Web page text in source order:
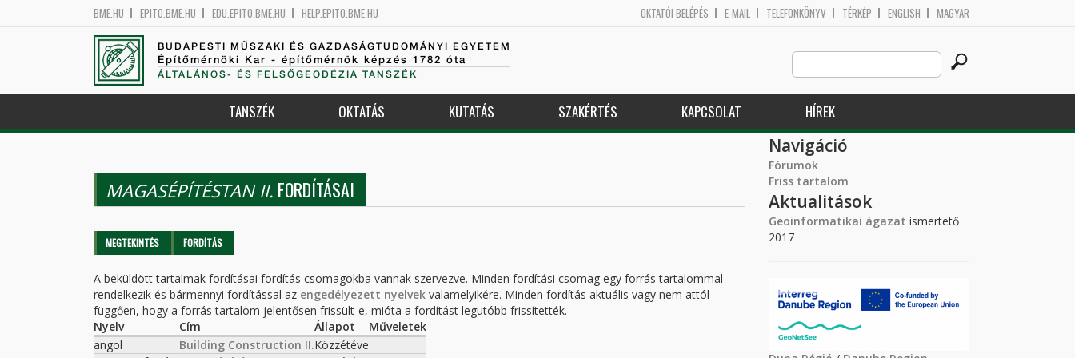
BME.HU EPITO.BME.HU EDU.EPITO.BME.HU HELP.EPITO.BME.HU OKTATÓI BELÉPÉS E-MAIL TELEFONKÖNYV TÉRKÉP ENGLISH MAGYAR
BUDAPESTI MŰSZAKI ÉS GAZDASÁGTUDOMÁNYI EGYETEM
Építőmérnöki Kar - építőmérnök képzés 1782 óta
ÁLTALÁNOS- ÉS FELSŐGEODÉZIA TANSZÉK
Search
this
site
TANSZÉK OKTATÁS KUTATÁS SZAKÉRTÉS KAPCSOLAT HÍREK
MAGASÉPÍTÉSTAN II. FORDÍTÁSAI
Elsődleges fülek
MEGTEKINTÉS FORDÍTÁS
A beküldött tartalmak fordításai fordítás csomagokba vannak szervezve. Minden fordítási csomag egy forrás tartalommal
rendelkezik és bármennyi fordítással az engedélyezett nyelvek valamelyikére. Minden fordítás aktuális vagy nem attól
függően, hogy a forrás tartalom jelentősen frissült-e, mióta a fordítást legutóbb frissítették.
Nyelv
Cím Állapot
Műveletek
angol
Building Construction II.Közzétéve
Navigáció
Fórumok
Friss tartalom
Aktualitások
Geoinformatikai ágazat ismertető
2017